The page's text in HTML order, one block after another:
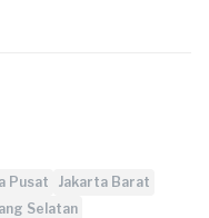
Pusat
Jakarta Barat
Selatan